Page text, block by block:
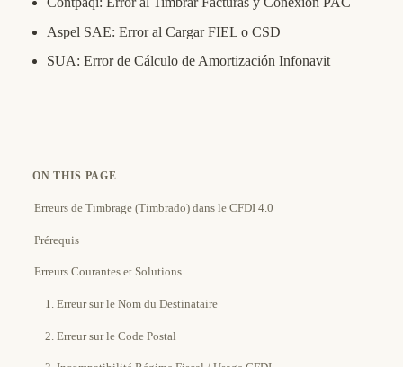
Aspel SAE: Error al Cargar FIEL o CSD
SUA: Error de Cálculo de Amortización Infonavit
ON THIS PAGE
Erreurs de Timbrage (Timbrado) dans le CFDI 4.0
Prérequis
Erreurs Courantes et Solutions
1. Erreur sur le Nom du Destinataire
2. Erreur sur le Code Postal